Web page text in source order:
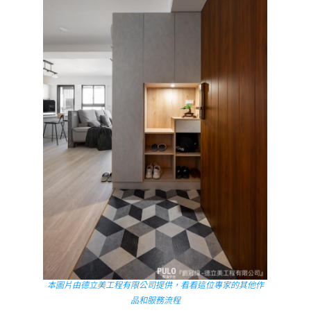
本圖片由德立美工程有限公司提供，看看這位專家的其他作
品和服務流程